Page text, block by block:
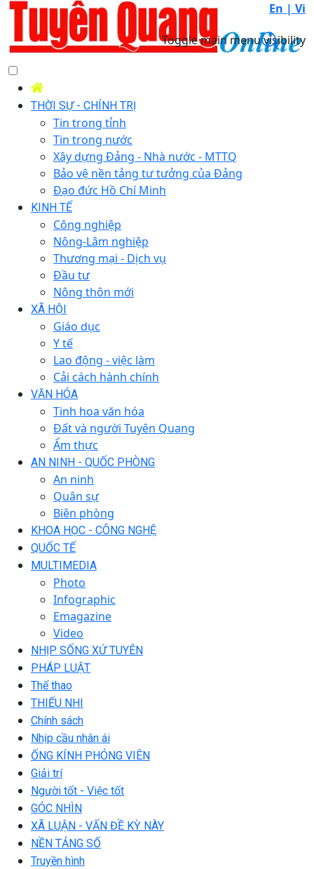
En | Vi
Toggle main menu visibility
THỜI SỰ - CHÍNH TRỊ
Tin trong tỉnh
Tin trong nước
Xây dựng Đảng - Nhà nước - MTTQ
Bảo vệ nền tảng tư tưởng của Đảng
Đạo đức Hồ Chí Minh
KINH TẾ
Công nghiệp
Nông-Lâm nghiệp
Thương mại - Dịch vụ
Đầu tư
Nông thôn mới
XÃ HỘI
Giáo dục
Y tế
Lao động - việc làm
Cải cách hành chính
VĂN HÓA
Tinh hoa văn hóa
Đất và người Tuyên Quang
Ẩm thực
AN NINH - QUỐC PHÒNG
An ninh
Quân sự
Biên phòng
KHOA HỌC - CÔNG NGHỆ
QUỐC TẾ
MULTIMEDIA
Photo
Infographic
Emagazine
Video
NHỊP SỐNG XỨ TUYÊN
PHÁP LUẬT
Thể thao
THIẾU NHI
Chính sách
Nhịp cầu nhân ái
ỐNG KÍNH PHÓNG VIÊN
Giải trí
Người tốt - Việc tốt
GÓC NHÌN
XÃ LUẬN - VẤN ĐỀ KỲ NÀY
NỀN TẢNG SỐ
Truyền hình